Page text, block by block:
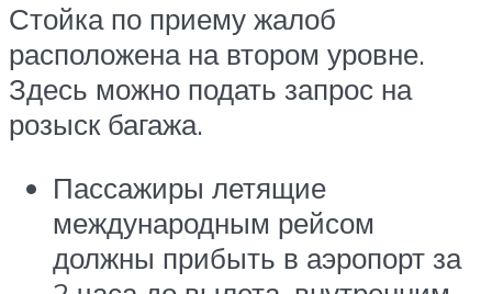
Стойка по приему жалоб
расположена на втором уровне.
Здесь можно подать запрос на
розыск багажа.
Пассажиры летящие
международным рейсом
должны прибыть в аэропорт за